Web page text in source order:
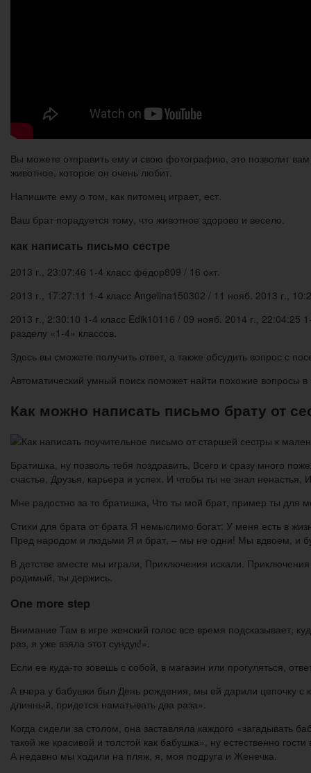
Вы можете отправить ему и свою фотографию, это позволит
животное, которое он очень любит.
Напишите ему о том, как питомец играет, ест.
Ваш брат порадуется тому, что животное здорово и весело.
как написать письмо сестре
2013 г., 23:07:46 1-4 класс фёдор809 / 16 окт.
2013 г., 17:27:11 1-4 класс Angelina150302 / 11 нояб. 2013 г.,
2013 г., 2:30:10 1-4 класс Edik10116 / 09 нояб. 2014 г., 22:04:25
разделу «1-4» классов.
Здесь вы сможете получить ответ, а также обсудить вопрос с
Автоматический умный поиск поможет найти похожие вопросы в
Как можно написать письмо брату от
Братишка, ну позволь тебя поздравить, Всего и сразу много
счастье, Друзья, карьера и успех. И чтобы ты не знал ненастья,
Мне радостно за то братишка, Что ты мой брат, пример ты для
Стихи для брата от брата Я немыслимо богат: У меня есть в
Пред народом и людьми Я и брат, – мы не одни! Мы вдвоем, и
В детстве вместе мы играли, Приключения искали.
родимый, ты держись.
One more step
Внимание Там в игре женский голос все время подсказывает,
раз, я уже взяла этот сундук!».
Если ее куда-то зовешь с собой, в магазин или прогуляться,
А вчера у бабушки был День рождения, мы ей дарили цепочку с
длинный, придется наматывать два раза».
Когда сидели за столом, она заставляла каждого «загадывать
такой же красивой и толстой как бабушка», ну естественно
А недавно мы ходили на пляж, я, моя подруга и Женечка.